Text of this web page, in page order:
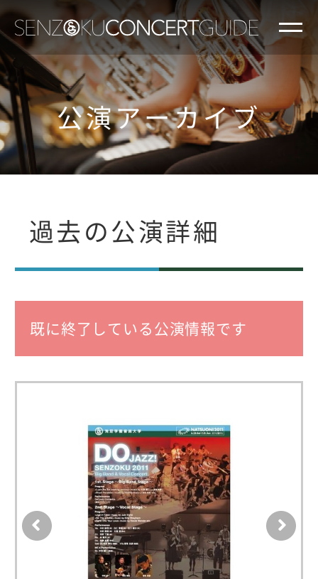
公演アーカイブ
過去の公演詳細
既に終了している公演情報です